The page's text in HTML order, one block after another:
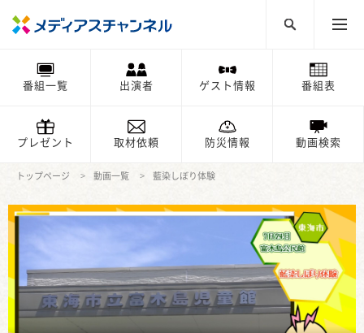
番組一覧 出演者 ゲスト情報 番組表
プレゼント 取材依頼 防災情報 動画検索
トップページ 動画一覧 藍染しぼり体験